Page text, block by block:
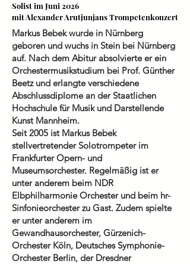
Solist im Juni 2026
mit Alexander Arutjunjans Trompetenkonzert
Markus Bebek wurde in Nürnberg
geboren und wuchs in Stein bei Nürnberg
auf. Nach dem Abitur absolvierte er ein
Orchestermusikstudium bei Prof. Günther
Beetz und erlangte verschiedene
Abschlussdiplome an der Staatlichen
Hochschule für Musik und Darstellende
Kunst Mannheim.
Seit 2005 ist Markus Bebek
stellvertretender Solotrompeter im
Frankfurter Opern- und
Museumsorchester. Regelmäßig ist er
unter anderem beim NDR
Elbphilharmonie Orchester und beim hr-
Sinfonieorchester zu Gast. Zudem spielte
er unter anderem im
Gewandhausorchester, Gürzenich-
Orchester Köln, Deutsches Symphonie-
Orchester Berlin, der Dresdner